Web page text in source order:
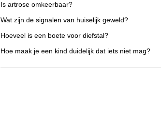
Is artrose omkeerbaar?
Wat zijn de signalen van huiselijk geweld?
Hoeveel is een boete voor diefstal?
Hoe maak je een kind duidelijk dat iets niet mag?